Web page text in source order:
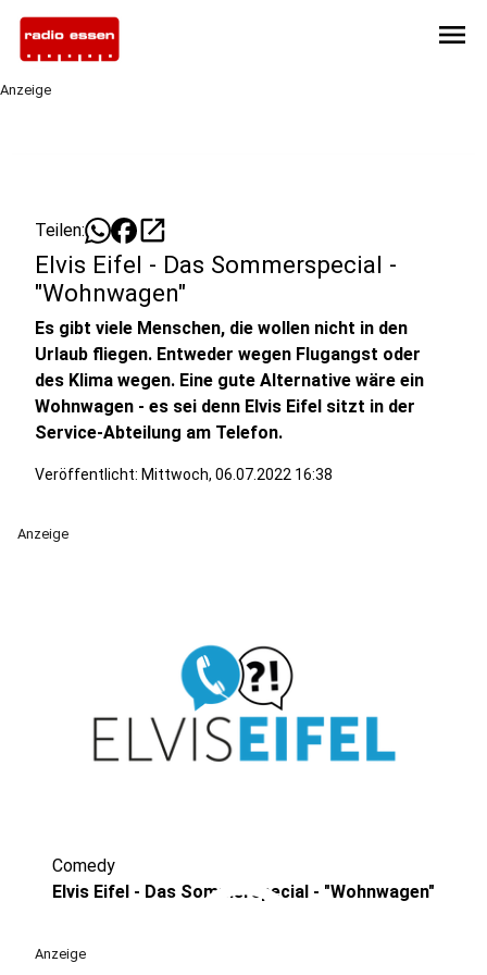
menu
Anzeige
Teilen: open_in_new
Elvis Eifel - Das Sommerspecial -
"Wohnwagen"
Es gibt viele Menschen, die wollen nicht in den
Urlaub fliegen. Entweder wegen Flugangst oder
des Klima wegen. Eine gute Alternative wäre ein
Wohnwagen - es sei denn Elvis Eifel sitzt in der
Service-Abteilung am Telefon.
Veröffentlicht: Mittwoch, 06.07.2022 16:38
Anzeige
play_circle
Comedy
Elvis Eifel - Das Sommerspecial - "Wohnwagen"
Anzeige